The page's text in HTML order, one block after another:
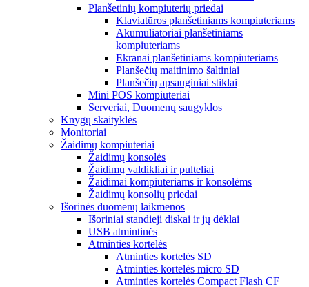
Planšetinių kompiuterių priedai
Klaviatūros planšetiniams kompiuteriams
Akumuliatoriai planšetiniams
kompiuteriams
Ekranai planšetiniams kompiuteriams
Planšečių maitinimo šaltiniai
Planšečių apsauginiai stiklai
Mini POS kompiuteriai
Serveriai, Duomenų saugyklos
Knygų skaityklės
Monitoriai
Žaidimų kompiuteriai
Žaidimų konsolės
Žaidimų valdikliai ir pulteliai
Žaidimai kompiuteriams ir konsolėms
Žaidimų konsolių priedai
Išorinės duomenų laikmenos
Išoriniai standieji diskai ir jų dėklai
USB atmintinės
Atminties kortelės
Atminties kortelės SD
Atminties kortelės micro SD
Atminties kortelės Compact Flash CF